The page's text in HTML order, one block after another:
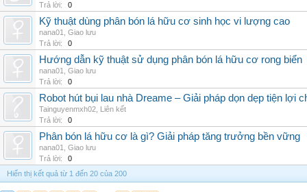
Trả lời:
0
Kỹ thuật dùng phân bón lá hữu cơ sinh học vi lượng cao
nana01
Giao lưu
Trả lời:
0
Hướng dẫn kỹ thuật sử dụng phân bón lá hữu cơ rong biển
nana01
Giao lưu
Trả lời:
0
Robot hút bụi lau nhà Dreame – Giải pháp dọn dẹp tiện lợi
Tainguyenmxh02 Liên kết
Trả lời:
0
Phân bón lá hữu cơ là gì? Giải pháp tăng trưởng bền vững
nana01
Giao lưu
Trả lời:
0
Hiển thị kết quả từ 1 đến 20 của 200